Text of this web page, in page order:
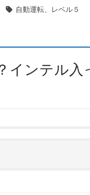
自動運転、レベル５
インテル入